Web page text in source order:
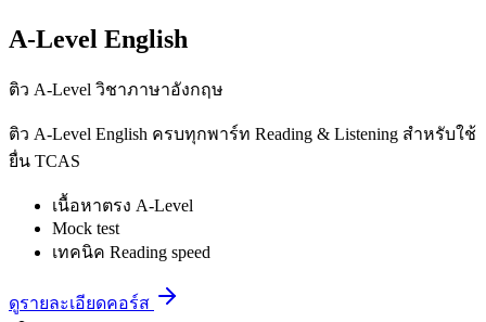
A-Level English
ติว A-Level วิชาภาษาอังกฤษ
ติว A-Level English ครบทุกพาร์ท Reading & Listening สำหรับใช้
ยื่น TCAS
เนื้อหาตรง A-Level
Mock test
เทคนิค Reading speed
ดูรายละเอียดคอร์ส